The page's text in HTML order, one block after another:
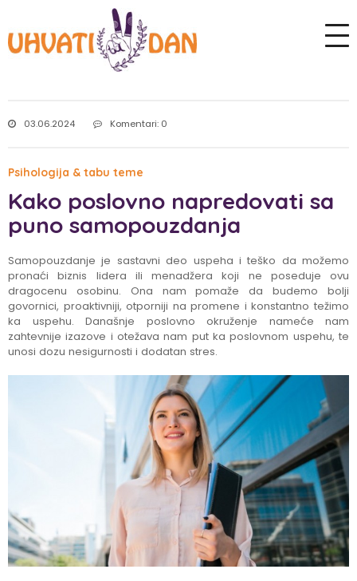
03.06.2024 Komentari: 0
Psihologija & tabu teme
Kako poslovno napredovati sa
puno samopouzdanja
Samopouzdanje je sastavni deo uspeha i teško da možemo
pronaći biznis lidera ili menadžera koji ne poseduje ovu
dragocenu osobinu. Ona nam pomaže da budemo bolji
govornici, proaktivniji, otporniji na promene i konstantno težimo
ka uspehu. Današnje poslovno okruženje nameće nam
zahtevnije izazove i otežava nam put ka poslovnom uspehu, te
unosi dozu nesigurnosti i dodatan stres.